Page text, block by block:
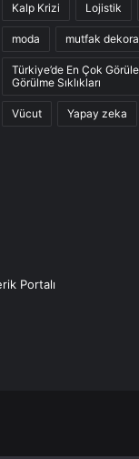
Kalp Krizi Lojistik
moda mutfak
Türkiye’de En Çok
Görülme Sıklıkları
Vücut Yapay zeka
Portalı